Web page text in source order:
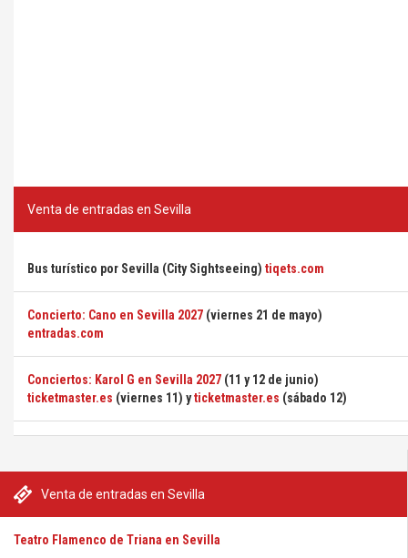
Venta de entradas en Sevilla
Teatro Flamenco de Triana en Sevilla
Venta de entradas en Sevilla
Bus turístico por Sevilla (City Sightseeing) tiqets.com
Concierto: Cano en Sevilla 2027 (viernes 21 de mayo)
entradas.com
Conciertos: Karol G en Sevilla 2027 (11 y 12 de junio)
ticketmaster.es (viernes 11) yticketmaster.es (sábado 12)